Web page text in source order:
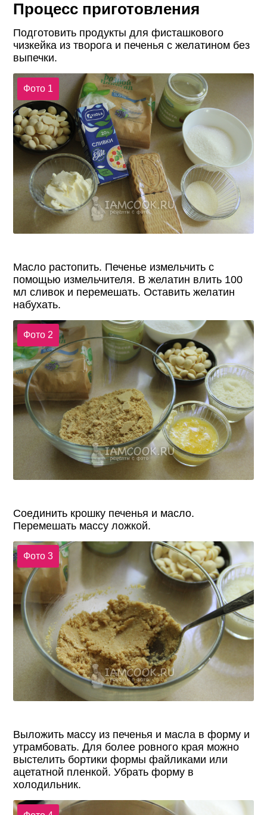
Процесс приготовления
Подготовить продукты для фисташкового
чизкейка из творога и печенья с желатином без
выпечки.
Фото 1
Масло растопить. Печенье измельчить с
помощью измельчителя. В желатин влить 100
мл сливок и перемешать. Оставить желатин
набухать.
Фото 2
Соединить крошку печенья и масло.
Перемешать массу ложкой.
Фото 3
Выложить массу из печенья и масла в форму и
утрамбовать. Для более ровного края можно
выстелить бортики формы файликами или
ацетатной пленкой. Убрать форму в
холодильник.